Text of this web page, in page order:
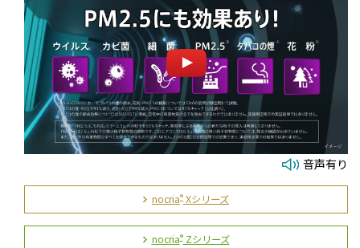
音声有り
nocria® Xシリーズ
nocria®Zシリーズ